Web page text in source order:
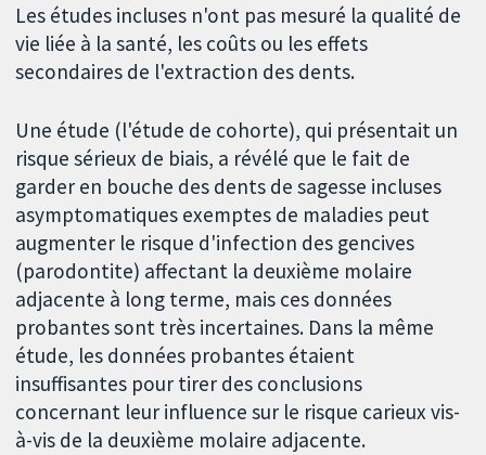
Les études incluses n'ont pas mesuré la qualité de
vie liée à la santé, les coûts ou les effets
secondaires de l'extraction des dents.
Une étude (l'étude de cohorte), qui présentait un
risque sérieux de biais, a révélé que le fait de
garder en bouche des dents de sagesse incluses
asymptomatiques exemptes de maladies peut
augmenter le risque d'infection des gencives
(parodontite) affectant la deuxième molaire
adjacente à long terme, mais ces données
probantes sont très incertaines. Dans la même
étude, les données probantes étaient
insuffisantes pour tirer des conclusions
concernant leur influence sur le risque carieux vis-
à-vis de la deuxième molaire adjacente.